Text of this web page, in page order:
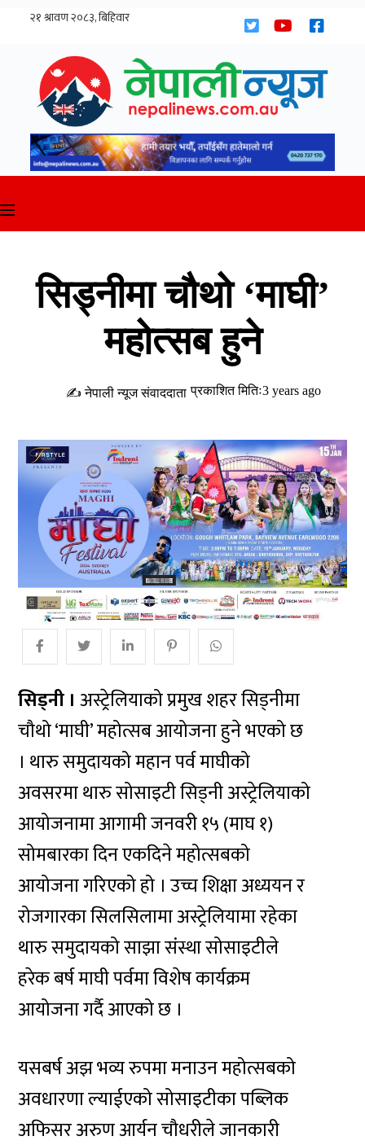
सिड्नीमा चौथो ‘माघी’
महोत्सब हुने
✍ नेपाली न्यूज संवाददाता प्रकाशित मितिः3 years ago
सिड्नी । अस्ट्रेलियाको प्रमुख शहर सिड्नीमा
चौथो ‘माघी’ महोत्सब आयोजना हुने भएको छ
। थारु समुदायको महान पर्व माघीको
अवसरमा थारु सोसाइटी सिड्नी अस्ट्रेलियाको
आयोजनामा आगामी जनवरी १५ (माघ १)
सोमबारका दिन एकदिने महोत्सबको
आयोजना गरिएको हो । उच्च शिक्षा अध्ययन र
रोजगारका सिलसिलामा अस्ट्रेलियामा रहेका
थारु समुदायको साझा संस्था सोसाइटीले
हरेक बर्ष माघी पर्वमा विशेष कार्यक्रम
आयोजना गर्दै आएको छ ।
यसबर्ष अझ भव्य रुपमा मनाउन महोत्सबको
अवधारणा ल्याईएको सोसाइटीका पब्लिक
अफिसर अरुण आर्यन चौधरीले जानकारी